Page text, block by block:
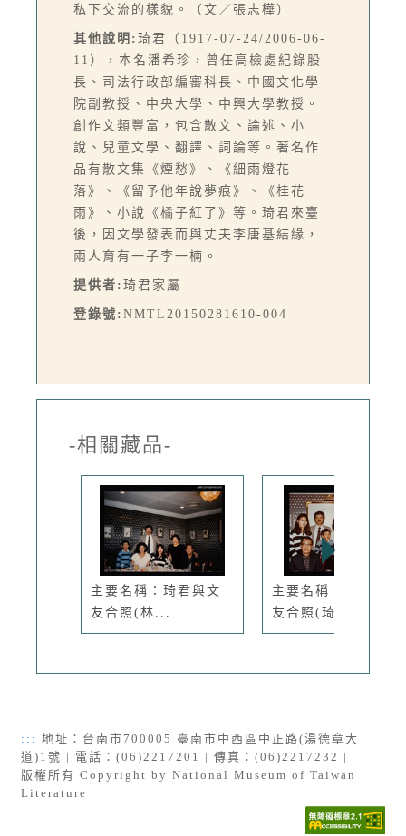
私下交流的樣貌。（文／張志樺）
其他說明: 琦君（1917-07-24/2006-06-
11），本名潘希珍，曾任高檢處紀錄股
長、司法行政部編審科長、中國文化學
院副教授、中央大學、中興大學教授。
創作文類豐富，包含散文、論述、小
說、兒童文學、翻譯、詞論等。著名作
品有散文集《煙愁》、《細雨燈花
落》、《留予他年說夢痕》、《桂花
雨》、小說《橘子紅了》等。琦君來臺
後，因文學發表而與丈夫李唐基結緣，
兩人育有一子李一楠。
提供者: 琦君家屬
登錄號: NMTL20150281610-004
-相關藏品-
主要名稱：琦君與文
友合照(林...
主要名稱：琦君與文
友合照(琦...
::: 地址：台南市700005 臺南市中西區中正路(湯德章大
道)1號 | 電話：(06)2217201 | 傳真：(06)2217232 |
版權所有 Copyright by National Museum of Taiwan
Literature